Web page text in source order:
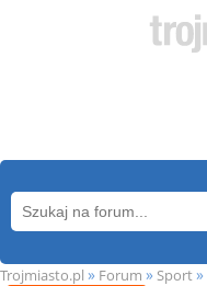
Trojmiasto.pl » Forum » Sport»